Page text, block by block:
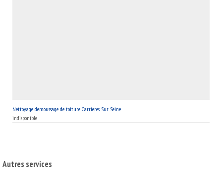
Nettoyage demoussage de toiture Carrieres Sur Seine
indisponible
Autres services